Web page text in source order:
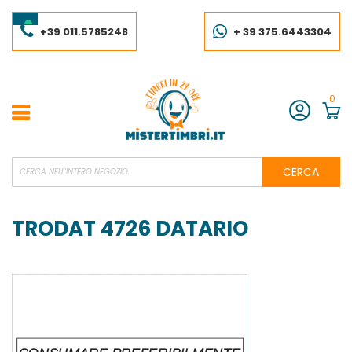
al
contenuto+39 011.5785248 + 39 375.6443304
Account
0
CERCA
TRODAT 4726 DATARIO